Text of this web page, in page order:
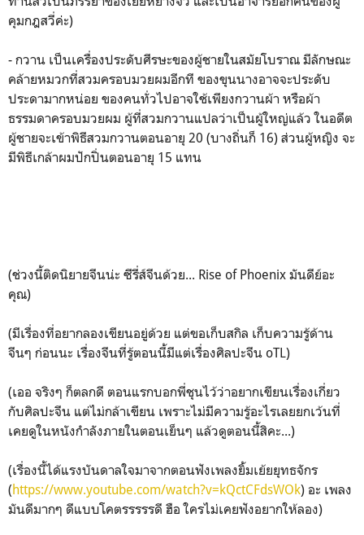
คุมกฎสวี่ค่ะ)
- กวาน เป็นเครื่องประดับศีรษะของผู้ชายในสมัยโบราณ มีลักษณะ
คล้ายหมวกที่สวมครอบมวยผมอีกที ของขุนนางอาจจะประดับ
ประดามากหน่อย ของคนทั่วไปอาจใช้เพียงกวานผ้า หรือผ้า
ธรรมดาครอบมวยผม ผู้ที่สวมกวานแปลว่าเป็นผู้ใหญ่แล้ว ในอดีต
ผู้ชายจะเข้าพิธีสวมกวานตอนอายุ 20 (บางถิ่นก็ 16) ส่วนผู้หญิง จะ
มีพิธีเกล้าผมปักปิ่นตอนอายุ 15 แทน
(ช่วงนี้ติดนิยายจีนน่ะ ซีรี่ส์จีนด้วย... Rise of Phoenix มันดีย์อะ
คุณ)
(มีเรื่องที่อยากลองเขียนอยู่ด้วย แต่ขอเก็บสกิล เก็บความรู้ด้าน
จีนๆ ก่อนนะ เรื่องจีนที่รู้ตอนนี้มีแต่เรื่องศิลปะจีน oTL)
(เออ จริงๆ ก็ตลกดี ตอนแรกบอกพี่ชุนไว้ว่าอยากเขียนเรื่องเกี่ยว
กับศิลปะจีน แต่ไม่กล้าเขียน เพราะไม่มีความรู้อะไรเลยยกเว้นที่
เคยดูในหนังกำลังภายในตอนเย็นๆ แล้วดูตอนนี้สิคะ...)
(เรื่องนี้ได้แรงบันดาลใจมาจากตอนฟังเพลงยิ้มเย้ยยุทธจักร
(https://www.youtube.com/watch?v=kQctCFdsWOk) อะ เพลง
มันดีมากๆ ดีแบบโคตรรรรรดี ฮือ ใครไม่เคยฟังอยากให้ลอง)